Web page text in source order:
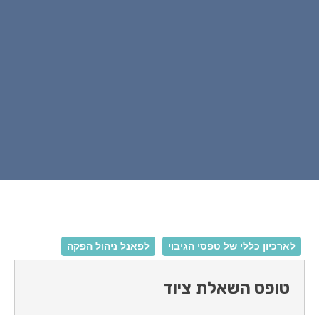
לארכיון כללי של טפסי הגיבוי לפאנל ניהול הפקה
טופס השאלת ציוד